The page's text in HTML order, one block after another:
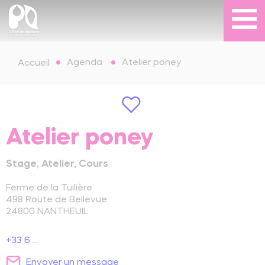
Accueil Agenda Atelier poney
Atelier poney
Stage, Atelier, Cours
Ferme de la Tuilière
498 Route de Bellevue
24800 NANTHEUIL
+33 6 ...
Envoyer un message